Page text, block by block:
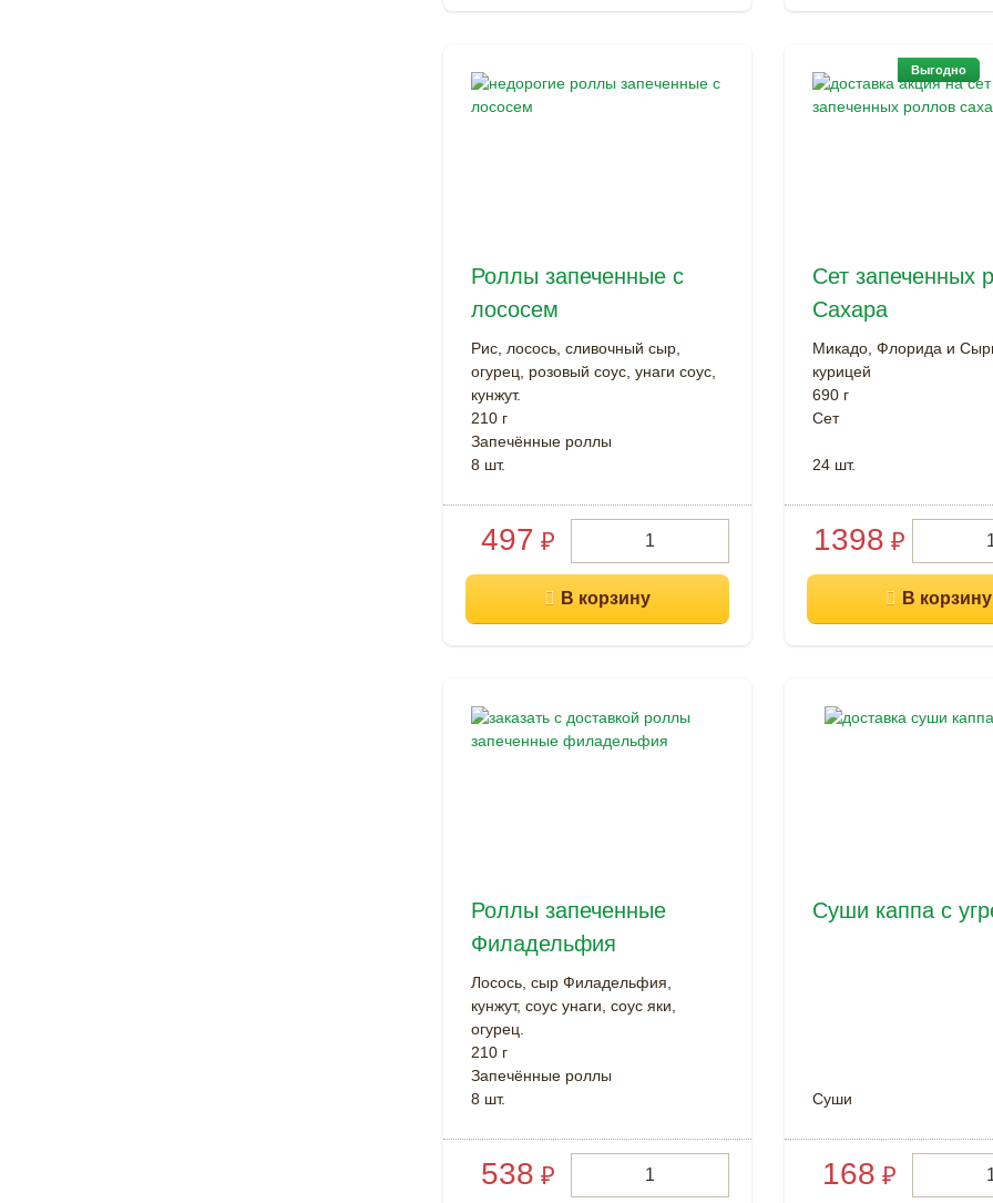
Роллы запеченные с
лососем
Рис, лосось, сливочный сыр,
огурец, розовый соус, унаги соус,
кунжут.
210 г
Запечённые роллы
8 шт.
497 ₽
Сет запеченных
Сахара
Микадо, Флорида и
курицей
690 г
Cет
24 шт.
1398 ₽
Выгодно
Роллы запеченные
Филадельфия
Лосось, сыр Филадельфия,
кунжут, соус унаги, соус яки,
огурец.
210 г
Запечённые роллы
8 шт.
538 ₽
Суши каппа с
Суши
168 ₽